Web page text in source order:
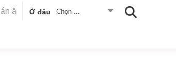
Ở đâu Chọn ...